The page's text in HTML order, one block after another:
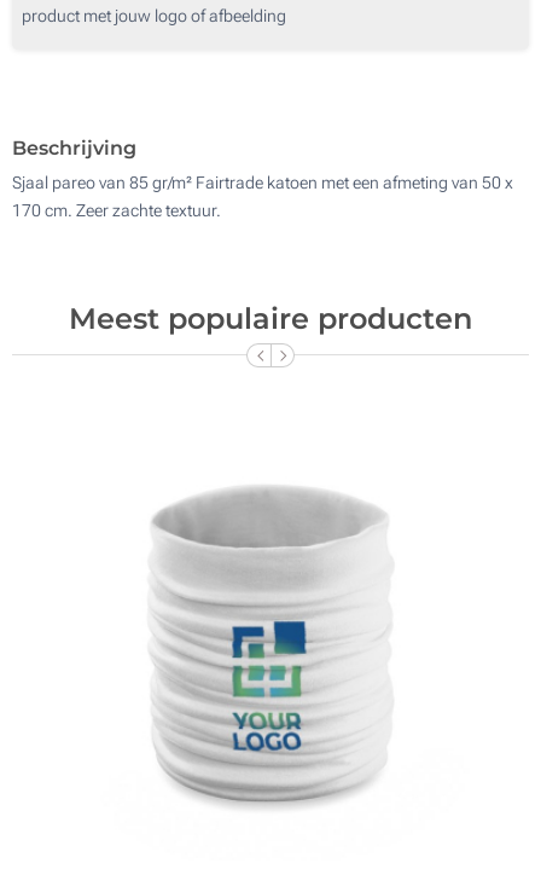
Digitale kleuren transfer (Aan een kant)
250
product met jouw logo of afbeelding
Beschrijving
Sjaal pareo van 85 gr/m² Fairtrade katoen met een afmeting van 50 x
170 cm. Zeer zachte textuur.
Meest populaire producten